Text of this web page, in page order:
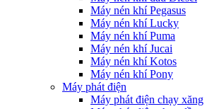
Máy nén khí Pegasus
Máy nén khí Lucky
Máy nén khí Puma
Máy nén khí Jucai
Máy nén khí Kotos
Máy nén khí Pony
Máy phát điện
Máy phát điện chạy xăng